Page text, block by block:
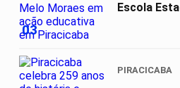
03
Escola
PIRACICABA